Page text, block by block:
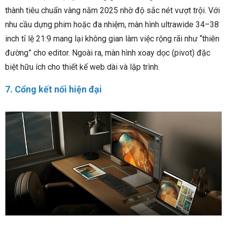
thành tiêu chuẩn vàng năm 2025 nhờ độ sắc nét vượt trội. Với
nhu cầu dựng phim hoặc đa nhiệm, màn hình ultrawide 34–38
inch tỉ lệ 21:9 mang lại không gian làm việc rộng rãi như “thiên
đường” cho editor. Ngoài ra, màn hình xoay dọc (pivot) đặc
biệt hữu ích cho thiết kế web dài và lập trình.
7. Cổng kết nối hiện đại